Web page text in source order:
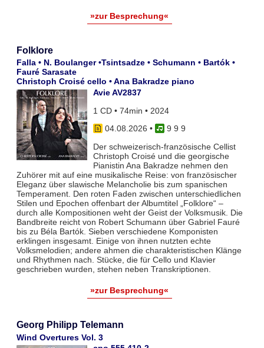
»zur Besprechung«
Folklore
Falla • N. Boulanger •Tsintsadze • Schumann • Bartók •
Fauré Sarasate
Christoph Croisé cello • Ana Bakradze piano
Avie AV2837
1 CD • 74min • 2024
04.08.2026 •
9 9 9
Der schweizerisch-französische Cellist
Christoph Croisé und die georgische
Pianistin Ana Bakradze nehmen den
Zuhörer mit auf eine musikalische Reise: von französischer
Eleganz über slawische Melancholie bis zum spanischen
Temperament. Den roten Faden zwischen unterschiedlichen
Stilen und Epochen offenbart der Albumtitel „Folklore“ –
durch alle Kompositionen weht der Geist der Volksmusik. Die
Bandbreite reicht von Robert Schumann über Gabriel Fauré
bis zu Béla Bartók. Sieben verschiedene Komponisten
erklingen insgesamt. Einige von ihnen nutzten echte
Volksmelodien; andere ahmen die charakteristischen Klänge
und Rhythmen nach. Stücke, die für Cello und Klavier
geschrieben wurden, stehen neben Transkriptionen.
»zur Besprechung«
Georg Philipp Telemann
Wind Overtures Vol. 3